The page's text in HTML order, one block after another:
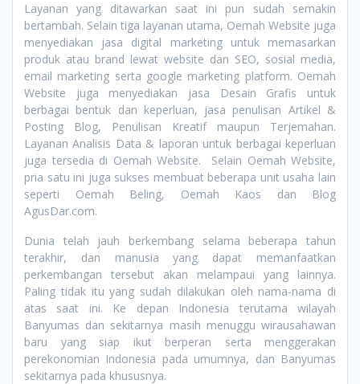
Layanan yang ditawarkan saat ini pun sudah semakin
bertambah. Selain tiga layanan utama, Oemah Website juga
menyediakan jasa digital marketing untuk memasarkan
produk atau brand lewat website dan SEO, sosial media,
email marketing serta google marketing platform. Oemah
Website juga menyediakan jasa Desain Grafis untuk
berbagai bentuk dan keperluan, jasa penulisan Artikel &
Posting Blog, Penulisan Kreatif maupun Terjemahan.
Layanan Analisis Data & laporan untuk berbagai keperluan
juga tersedia di Oemah Website. Selain Oemah Website,
pria satu ini juga sukses membuat beberapa unit usaha lain
seperti Oemah Beling, Oemah Kaos dan Blog
AgusDar.com.
Dunia telah jauh berkembang selama beberapa tahun
terakhir, dan manusia yang dapat memanfaatkan
perkembangan tersebut akan melampaui yang lainnya.
Paling tidak itu yang sudah dilakukan oleh nama-nama di
atas saat ini. Ke depan Indonesia terutama wilayah
Banyumas dan sekitarnya masih menuggu wirausahawan
baru yang siap ikut berperan serta menggerakan
perekonomian Indonesia pada umumnya, dan Banyumas
sekitarnya pada khususnya.